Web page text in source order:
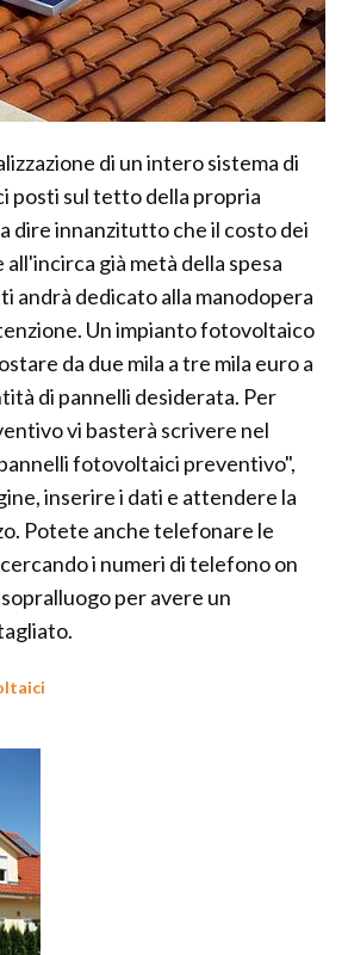
di un intero sistema di
posti sul tetto della propria
dire innanzitutto che il costo dei
già metà della spesa
andrà dedicato alla manodopera
Un impianto fotovoltaico
da due mila a tre mila euro a
di pannelli desiderata. Per
vi basterà scrivere nel
fotovoltaici preventivo",
inserire i dati e attendere la
Potete anche telefonare le
i numeri di telefono on
per avere un